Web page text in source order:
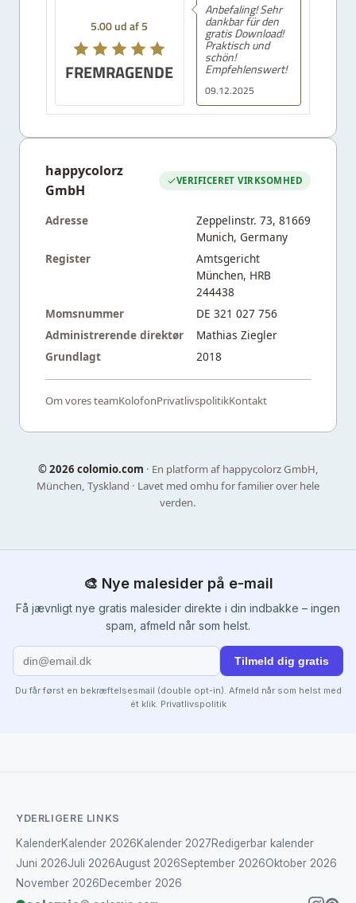
5.00 ud af 5
FREMRAGENDE
09.12.2025
Anbefaling! Sehr
dankbar für den
gratis Download!
Praktisch und
schön!
Empfehlenswert!
happycolorz
GmbH
VERIFICERET VIRKSOMHED
Adresse
Zeppelinstr. 73, 81669
Munich, Germany
Register
Amtsgericht
München, HRB
244438
Momsnummer
DE 321 027 756
Administrerende direktør
Mathias Ziegler
Grundlagt
2018
Om vores teamKolofonPrivatlivspolitikKontakt
©2026 colomio.com · En platform af happycolorz GmbH,
München, Tyskland · Lavet med omhu for familier over hele
verden.
🎨 Nye malesider på e-mail
Få jævnligt nye gratis malesider direkte i din indbakke – ingen
spam, afmeld når som helst.
Tilmeld dig gratis
Du får først en bekræftelsesmail (double opt-in). Afmeld når som helst med
ét klik. Privatlivspolitik
YDERLIGERE LINKS
KalenderKalender 2026Kalender 2027Redigerbar kalender
Juni 2026Juli 2026August 2026September 2026Oktober 2026
November 2026December 2026